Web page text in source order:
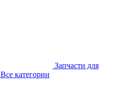
Запчасти для
Все категории